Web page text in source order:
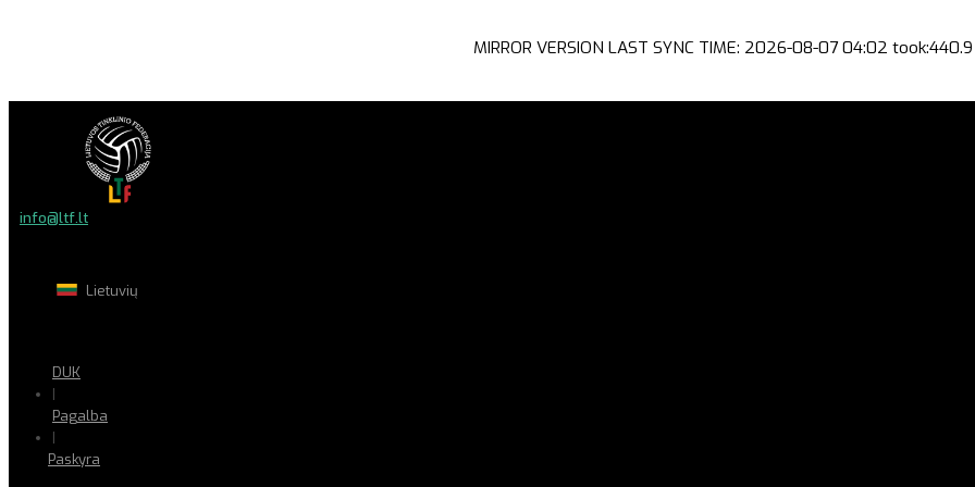
MIRROR VERSION LAST SYNC TIME: 2026-08-07 04:02
info@ltf.lt
Lietuvių
DUK
|
Pagalba
|
Paskyra